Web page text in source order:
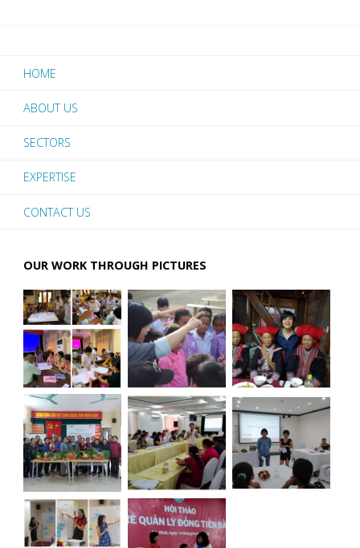
HOME
ABOUT US
SECTORS
EXPERTISE
CONTACT US
OUR WORK THROUGH PICTURES